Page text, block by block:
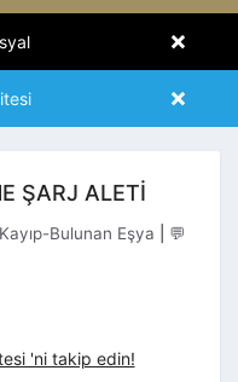
×
×
ŞARJ ALETI
Bulunan Eşya
💬
'ni takip edin!